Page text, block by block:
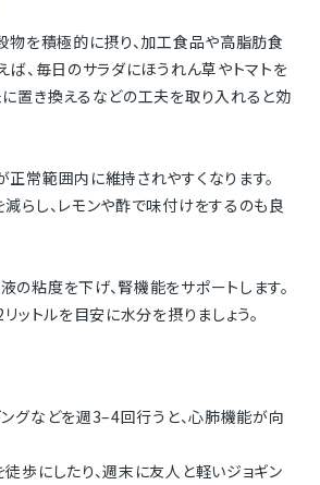
物を積極的に摂り、加工食品や高脂肪食
ば、毎日のサラダにほうれん草やトマトを
置き換えるなどの工夫を取り入れると効
常範囲内に維持されやすくなります。
らし、レモンや酢で味付けをするのも良
粘度を下げ、腎機能をサポートします。
ットルを目安に水分を摂りましょう。
グなどを週3–4回行うと、心肺機能が向
歩にしたり、週末に友人と軽いジョギン